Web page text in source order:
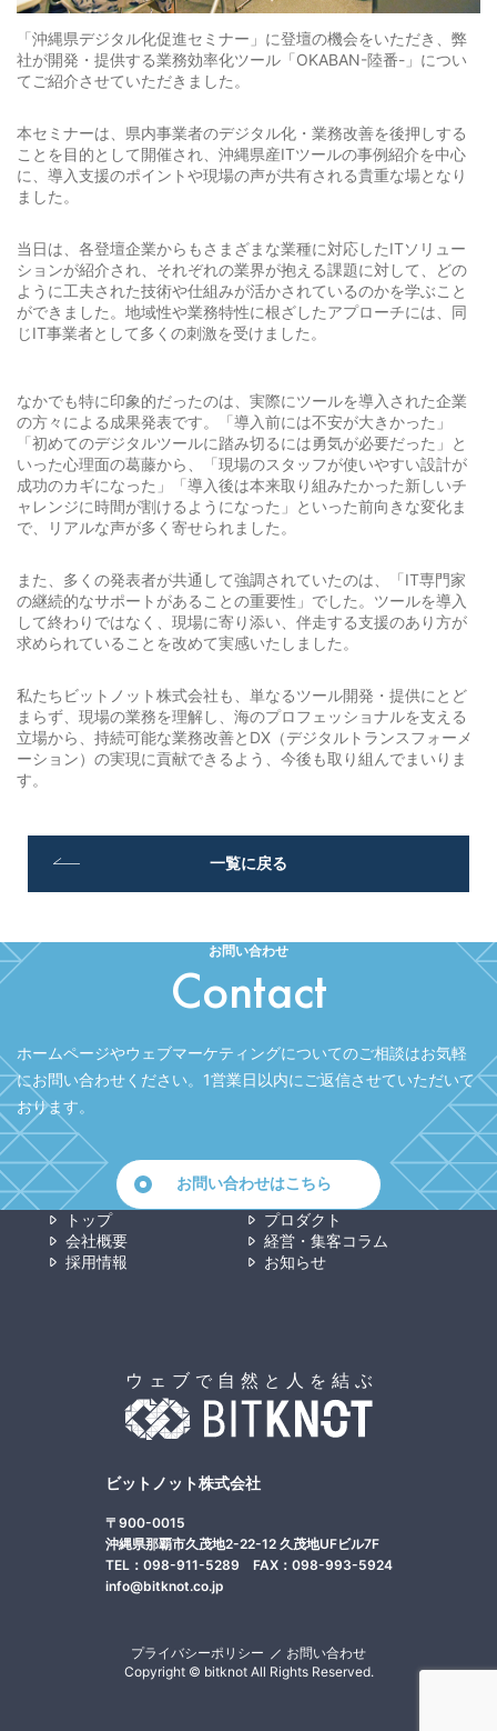
「沖縄県デジタル化促進セミナー」に登壇の機会をいただき、弊
社が開発・提供する業務効率化ツール「OKABAN-陸番-」につい
てご紹介させていただきました。
本セミナーは、県内事業者のデジタル化・業務改善を後押しする
ことを目的として開催され、沖縄県産ITツールの事例紹介を中心
に、導入支援のポイントや現場の声が共有される貴重な場となり
ました。
当日は、各登壇企業からもさまざまな業種に対応したITソリュー
ションが紹介され、それぞれの業界が抱える課題に対して、どの
ように工夫された技術や仕組みが活かされているのかを学ぶこと
ができました。地域性や業務特性に根ざしたアプローチには、同
じIT事業者として多くの刺激を受けました。
なかでも特に印象的だったのは、実際にツールを導入された企業
の方々による成果発表です。「導入前には不安が大きかった」
「初めてのデジタルツールに踏み切るには勇気が必要だった」と
いった心理面の葛藤から、「現場のスタッフが使いやすい設計が
成功のカギになった」「導入後は本来取り組みたかった新しいチ
ャレンジに時間が割けるようになった」といった前向きな変化ま
で、リアルな声が多く寄せられました。
また、多くの発表者が共通して強調されていたのは、「IT専門家
の継続的なサポートがあることの重要性」でした。ツールを導入
して終わりではなく、現場に寄り添い、伴走する支援のあり方が
求められていることを改めて実感いたしました。
私たちビットノット株式会社も、単なるツール開発・提供にとど
まらず、現場の業務を理解し、海のプロフェッショナルを支える
立場から、持続可能な業務改善とDX（デジタルトランスフォーメ
ーション）の実現に貢献できるよう、今後も取り組んでまいりま
す。
一覧に戻る
お問い合わせ
Contact
ホームページやウェブマーケティングについてのご相談はお気軽
にお問い合わせください。 1営業日以内にご返信させていただいて
おります。
お問い合わせはこちら
トップ
プロダクト
会社概要
経営・集客コラム
採用情報
お知らせ
ビットノット株式会社
〒900-0015
沖縄県那覇市久茂地2-22-12 久茂地UFビル7F
TEL：098-911-5289 FAX：098-993-5924
info@bitknot.co.jp
プライバシーポリシー
お問い合わせ
Copyright © bitknot All Rights Reserved.